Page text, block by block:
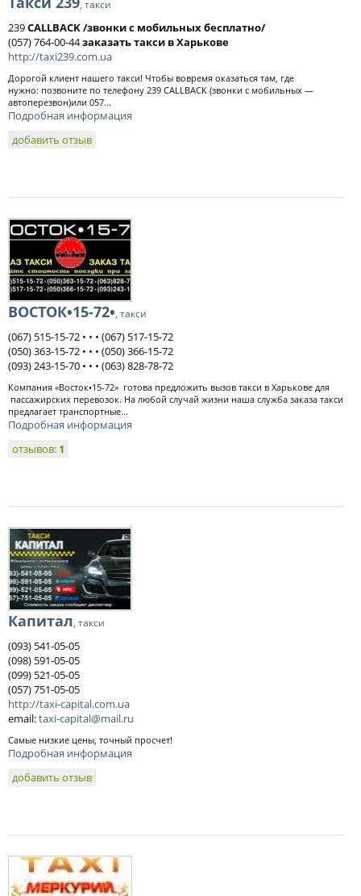
, такси
239CALLBACK /звонки с мобильных бесплатно/
(057) 764-00-44заказать такси в Харькове
http://taxi239.com.ua
Дорогой клиент нашего такси! Чтобы вовремя оказаться там, где
нужно: позвоните по телефону 239 CALLBACK (звонки с мобильных —
автоперезвон)или 057...
Подробная информация
добавить отзыв
ВОСТОК•15-72•, такси
(067) 515-15-72 • • • (067) 517-15-72
(050) 363-15-72 • • • (050) 366-15-72
(093) 243-15-70 • • • (063) 828-78-72
Компания «Восток•15-72» готова предложить вызов такси в Харькове для
пассажирских перевозок. На любой случай жизни наша служба заказа такси
предлагает транспортные...
Подробная информация
отзывов: 1
Капитал, такси
(093) 541-05-05
(098) 591-05-05
(099) 521-05-05
(057) 751-05-05
http://taxi-capital.com.ua
email:taxi-capital@mail.ru
Самые низкие цены, точный просчет!
Подробная информация
добавить отзыв